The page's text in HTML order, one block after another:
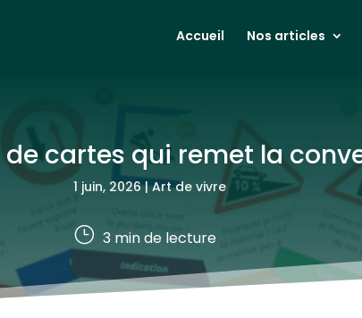
Accueil Nos articles
de cartes qui remet la
1 juin, 2026|Art de vivre
} 3 min de lecture